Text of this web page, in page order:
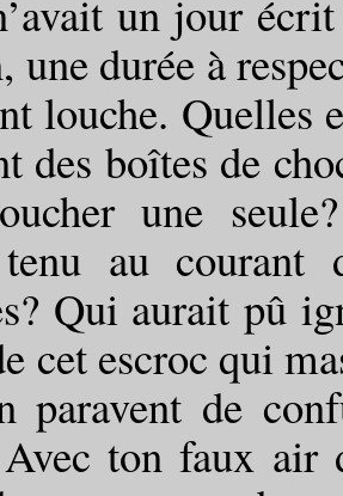
un jour
une durée à
louche.
des boîtes de
une
au
Qui aurait pû
cet escroc qui
paravent de
ton faux air